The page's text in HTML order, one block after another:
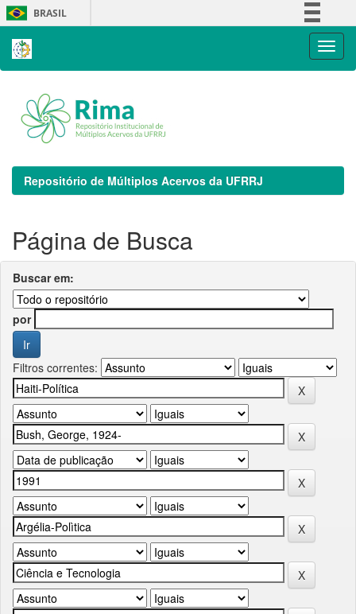
Skip
navigation
BRASIL
Repositório de Múltiplos Acervos da UFRRJ
Página de Busca
Buscar em:
por
Filtros correntes: